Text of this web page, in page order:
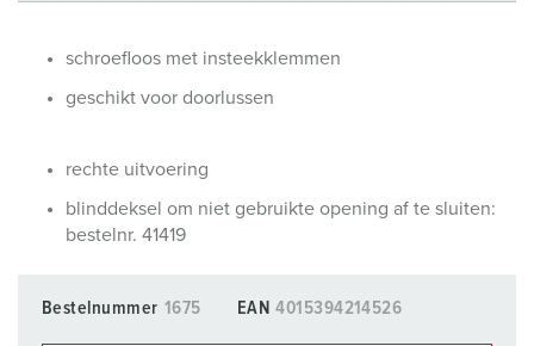
schroefloos met insteekklemmen
geschikt voor doorlussen
rechte uitvoering
blinddeksel om niet gebruikte opening af te sluiten:
bestelnr. 41419
Bestelnummer 1675 EAN 4015394214526